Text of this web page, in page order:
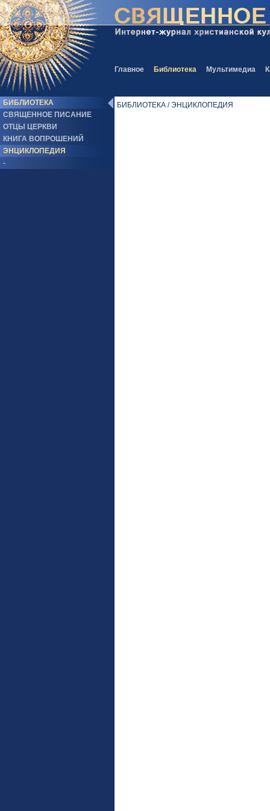
Главное Библиотека Мультимедиа
БИБЛИОТЕКА
СВЯЩЕННОЕ ПИСАНИЕ
ОТЦЫ ЦЕРКВИ
КНИГА ВОПРОШЕНИЙ
ЭНЦИКЛОПЕДИЯ
-
БИБЛИОТЕКА / ЭНЦИКЛОПЕДИЯ